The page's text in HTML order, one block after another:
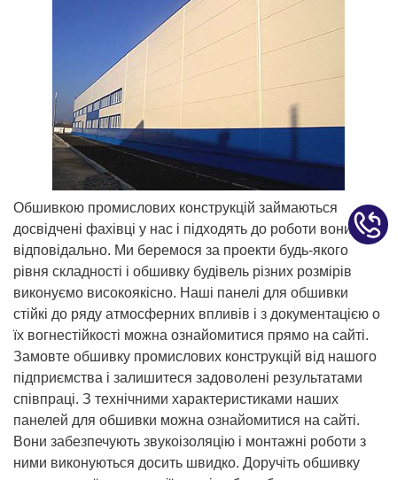
Обшивкою промислових конструкцій займаються
досвідчені фахівці у нас і підходять до роботи вони
відповідально. Ми беремося за проекти будь-якого
рівня складності і обшивку будівель різних розмірів
виконуємо високоякісно. Наші панелі для обшивки
стійкі до ряду атмосферних впливів і з документацією о
їх вогнестійкості можна ознайомитися прямо на сайті.
Замовте обшивку промислових конструкцій від нашого
підприємства і залишитеся задоволені результатами
співпраці. З технічними характеристиками наших
панелей для обшивки можна ознайомитися на сайті.
Вони забезпечують звукоізоляцію і монтажні роботи з
ними виконуються досить швидко. Доручіть обшивку